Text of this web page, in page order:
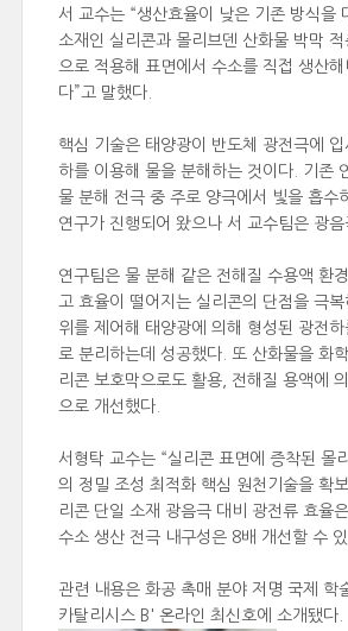
서 교수는 “생산효율이 낮은 기존 방식을
소재인 실리콘과 몰리브덴 산화물 박막
으로 적용해 표면에서 수소를 직접 생산해
다”고 말했다.
핵심 기술은 태양광이 반도체 광전극에
하를 이용해 물을 분해하는 것이다. 기존
물 분해 전극 중 주로 양극에서 빛을 흡수
연구가 진행되어 왔으나 서 교수팀은 광음
연구팀은 물 분해 같은 전해질 수용액 환
고 효율이 떨어지는 실리콘의 단점을 극
위를 제어해 태양광에 의해 형성된 광전
로 분리하는데 성공했다. 또 산화물을 화
리콘 보호막으로도 활용, 전해질 용액에
으로 개선했다.
서형탁 교수는 “실리콘 표면에 증착된 몰
의 정밀 조성 최적화 핵심 원천기술을 확
리콘 단일 소재 광음극 대비 광전류 효율
수소 생산 전극 내구성은 8배 개선할 수 있
관련 내용은 화공 촉매 분야 저명 국제 학
카탈리시스 B' 온라인 최신호에 소개됐다.